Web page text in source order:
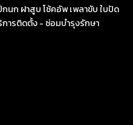
กนก ฝาสูบ โช้คอัพ เพลาขับ ใบปัด
ารติดตั้ง - ซ่อมบำรุงรักษา